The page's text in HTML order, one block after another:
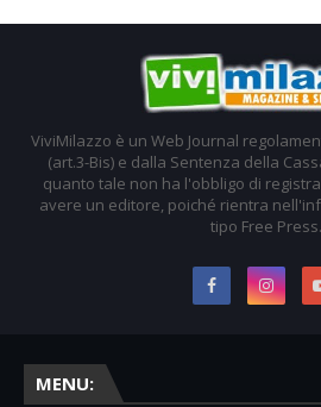
ViviMilazzo è un Web Journal
(art.3-Bis) e dalla Sentenza della
quanto tale non ha l'obbligo di
avere un editore, poiché rientra
tipo Free Press.
MENU: